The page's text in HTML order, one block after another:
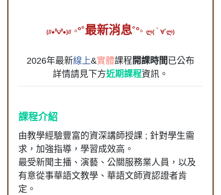
(//●⁰౪⁰●)//◦°˚最新消息˚°◦ ლ(｀∀´ლ)
2026年最新線上&實體課程 開課時間已公布
詳情請見下方近期課程資訊。
課程介紹
由教學經驗豐富的資深講師授課 ; 針對學生需
求，加強指導，學習成效高。
最受新聞主播、演藝、公關服務業人員，以及
有意從事華語文教學、華語文師資認證者肯
定。